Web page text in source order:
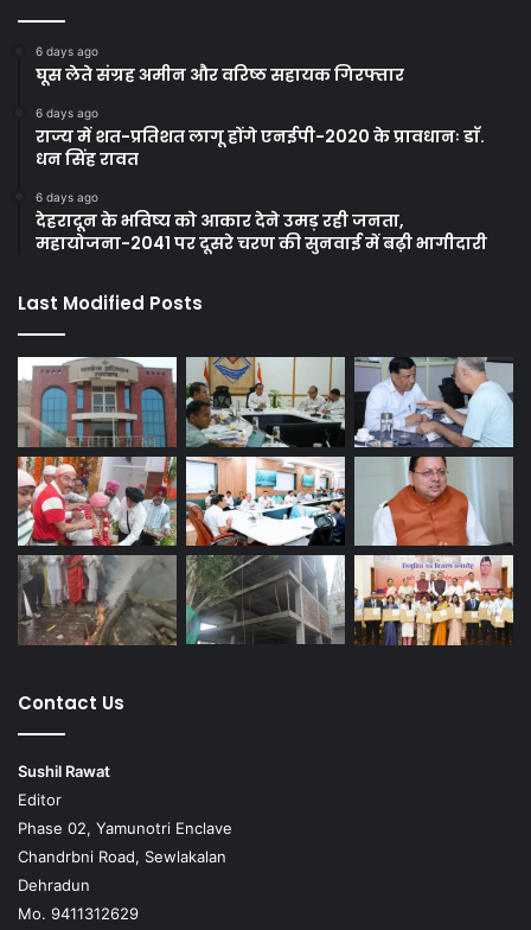
6 days ago
घूस लेते संग्रह अमीन और वरिष्ठ सहायक गिरफ्तार
6 days ago
राज्य में शत-प्रतिशत लागू होंगे एनईपी-2020 के प्रावधानः डाॅ.
धन सिंह रावत
6 days ago
देहरादून के भविष्य को आकार देने उमड़ रही जनता,
महायोजना-2041 पर दूसरे चरण की सुनवाई में बढ़ी भागीदारी
Last Modified Posts
Contact Us
Sushil Rawat
Editor
Phase 02, Yamunotri Enclave
Chandrbni Road, Sewlakalan
Dehradun
Mo. 9411312629